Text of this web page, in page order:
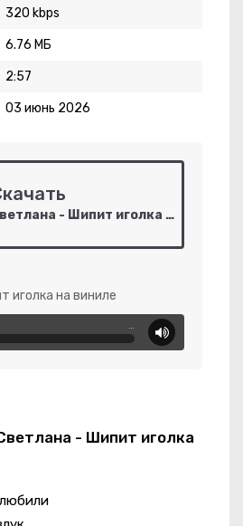
320 kbps
6.76 МБ
2:57
03 июнь 2026
Светлана - Шипит иголка на виниле
иголка на виниле
…
- Шипит иголка